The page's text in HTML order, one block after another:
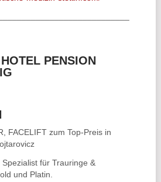
PENSION
FACELIFTzum Top-Preis in
Spezialist für Trauringe &
und Platin.